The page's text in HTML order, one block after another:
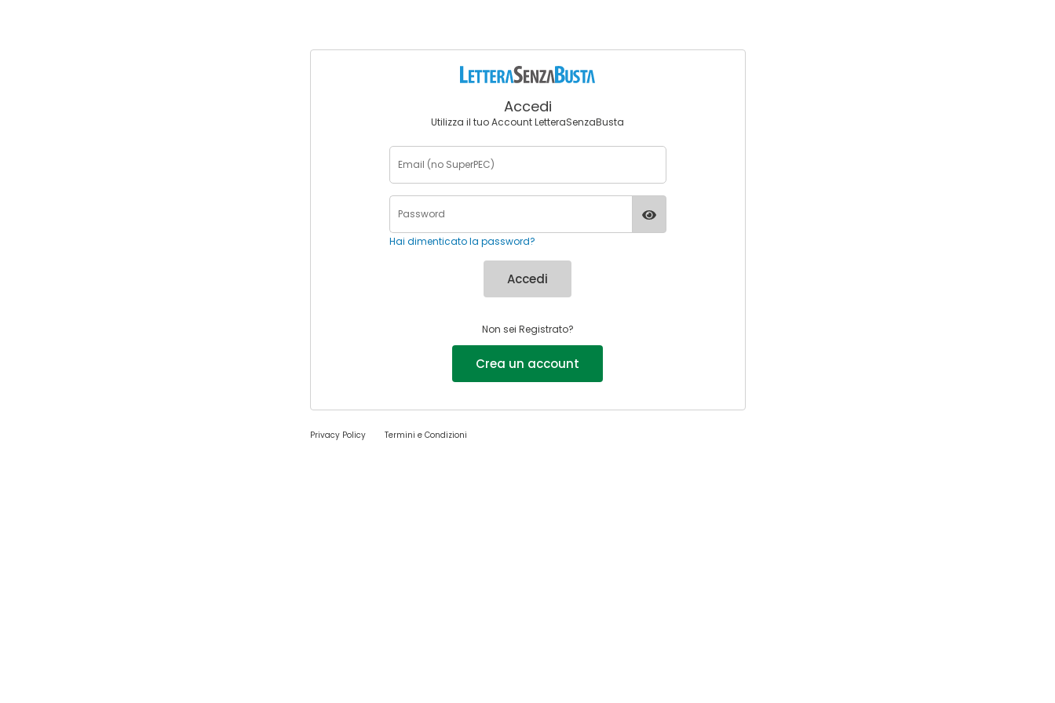
Accedi
Utilizza il tuo Account LetteraSenzaBusta
Hai dimenticato la password?
Accedi
Non sei Registrato?
Crea un account
Privacy Policy Termini e Condizioni